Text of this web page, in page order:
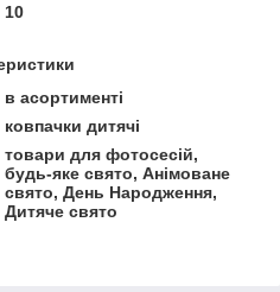
10
в асортименті
ковпачки дитячі
товари для фотосесій,
будь-яке свято, Анімоване
свято, День Народження,
Дитяче свято